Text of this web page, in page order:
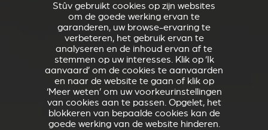
Stûv gebruikt cookies op zijn websites
om de goede werking ervan te
garanderen, uw browse-ervaring te
verbeteren, het gebruik ervan te
analyseren en de inhoud ervan af te
stemmen op uw interesses. Klik op ‘Ik
aanvaard’ om de cookies te aanvaarden
en naar de website te gaan of klik op
‘Meer weten’ om uw voorkeurinstellingen
van cookies aan te passen. Opgelet, het
blokkeren van bepaalde cookies kan de
goede werking van de website hinderen.